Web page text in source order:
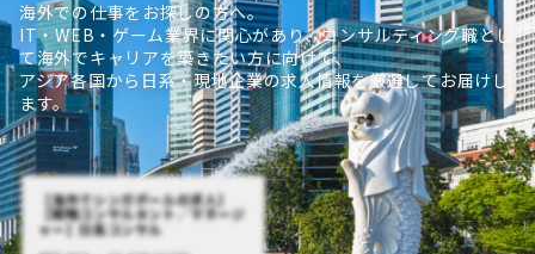
海外での仕事をお探しの方へ。
IT・WEB・ゲーム業界に関心があり、コンサルティング職とし
て海外でキャリアを築きたい方に向けて、
アジア各国から日系・現地企業の求人情報を厳選してお届けし
ます。
【海外でシンガポールの求人】
【戦略コンサルタント／マネージ
ャー】日系コンサル